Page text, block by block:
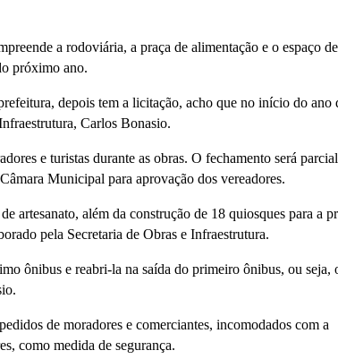
a rodoviária, a praça de alimentação e o espaço de
próximo ano.
depois tem a licitação, acho que no início do ano
Carlos Bonasio.
e turistas durante as obras. O fechamento será
Municipal para aprovação dos vereadores.
artesanato, além da construção de 18 quiosques para a
pela Secretaria de Obras e Infraestrutura.
ônibus e reabri-la na saída do primeiro ônibus, ou seja,
de moradores e comerciantes, incomodados com a
como medida de segurança.